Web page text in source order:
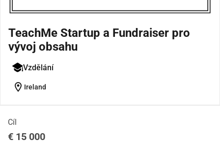
TeachMe Startup a Fundraiser pro
vývoj obsahu
Vzdělání
location_on Ireland
Cíl
€ 15 000